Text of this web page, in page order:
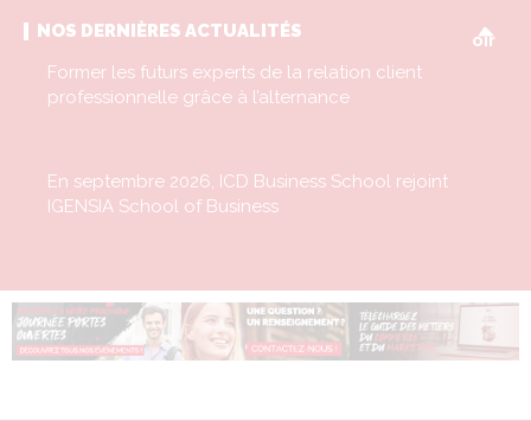
NOS DERNIÈRES ACTUALITÉS
oir
Former les futurs experts de la relation client
professionnelle grâce à l’alternance
En septembre 2026, ICD Business School rejoint
IGENSIA School of Business